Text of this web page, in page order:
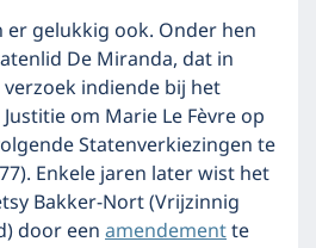
gelukkig ook. Onder hen
De Miranda, dat in
indiende bij het
om Marie Le Fèvre op
Statenverkiezingen te
Enkele jaren later wist het
Bakker-Nort (Vrijzinnig
door eenamendementte